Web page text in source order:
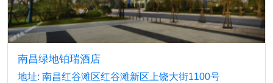
南昌绿地铂瑞酒店
地址: 南昌红谷滩区红谷滩新区上饶大街1100号